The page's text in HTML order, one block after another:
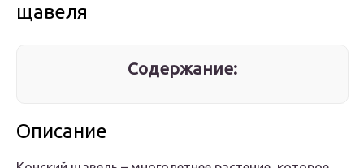
щавеля
Содержание:
Описание